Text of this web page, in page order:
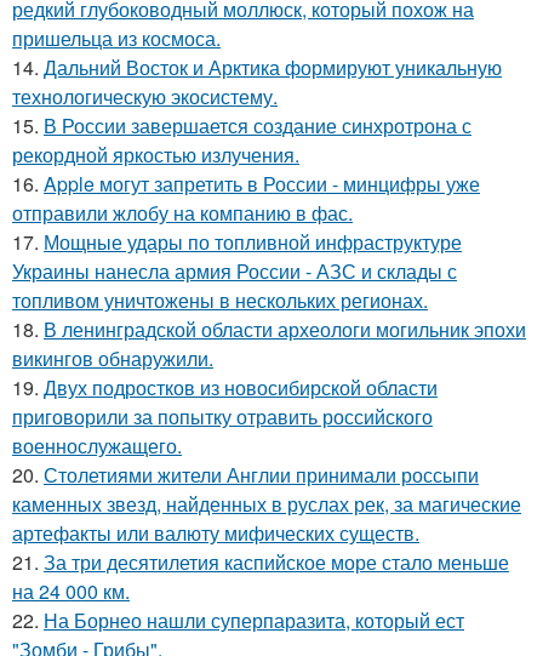
редкий глубоководный моллюск, который похож на
пришельца из космоса.
14. Дальний Восток и Арктика формируют уникальную
технологическую экосистему.
15. В России завершается создание синхротрона с
рекордной яркостью излучения.
16. Apple могут запретить в России - минцифры уже
отправили жлобу на компанию в фас.
17. Мощные удары по топливной инфраструктуре
Украины нанесла армия России - АЗС и склады с
топливом уничтожены в нескольких регионах.
18. В ленинградской области археологи могильник эпохи
викингов обнаружили.
19. Двух подростков из новосибирской области
приговорили за попытку отравить российского
военнослужащего.
20. Столетиями жители Англии принимали россыпи
каменных звезд, найденных в руслах рек, за магические
артефакты или валюту мифических существ.
21. За три десятилетия каспийское море стало меньше
на 24 000 км.
22. На Борнео нашли суперпаразита, который ест
"Зомби - Грибы".